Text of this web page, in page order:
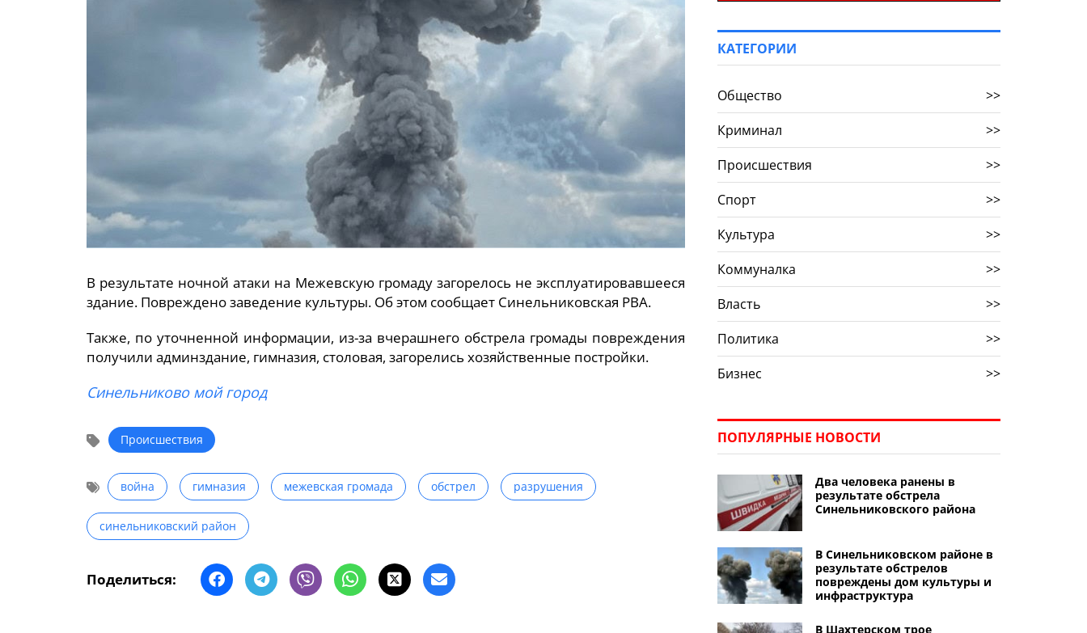
В результате ночной атаки на Межевскую громаду загорелось не эксплуатировавшееся
здание. Повреждено заведение культуры. Об этом сообщает Синельниковская РВА.
Также, по уточненной информации, из-за вчерашнего обстрела громады повреждения
получили админздание, гимназия, столовая, загорелись хозяйственные постройки.
Синельниково мой город
Происшествия
война гимназия межевская громада обстрел разрушения
синельниковский район
Поделиться:
КАТЕГОРИИ
Общество
>>
Криминал
>>
Происшествия
>>
Спорт
>>
Культура
>>
Коммуналка
>>
Власть
>>
Политика
>>
Бизнес
>>
ПОПУЛЯРНЫЕ НОВОСТИ
Два человека ранены в
результате обстрела
Синельниковского района
В Синельниковском районе в
результате обстрелов
повреждены дом культуры и
инфраструктура
В Шахтерском трое